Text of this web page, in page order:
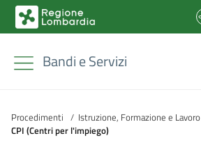
Bandi e Servizi
Procedimenti / Istruzione, Formazione e Lavoro
CPI (Centri per l'impiego)